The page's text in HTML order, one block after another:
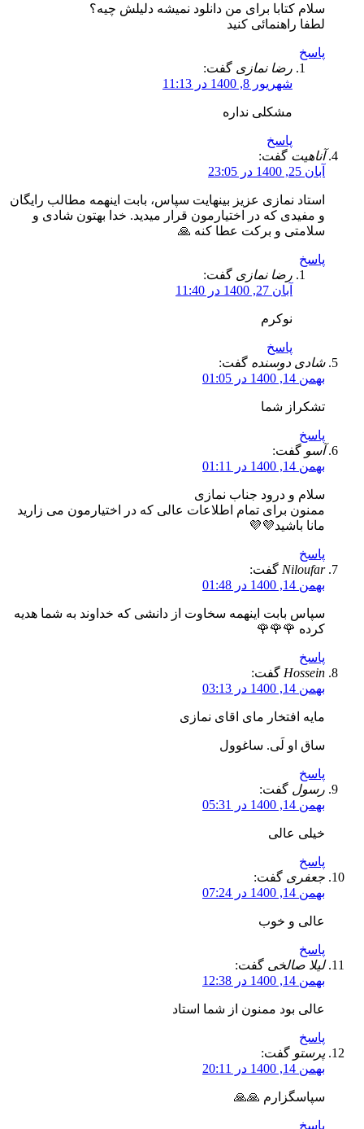
سلام کتابا برای من دانلود نمیشه دلیلش چیه؟
لطفا راهنمائی کنید
پاسخ
رضا نمازی گفت:
شهریور 8, 1400 در 11:13
مشکلی نداره
پاسخ
آناهیت گفت:
آبان 25, 1400 در 23:05
استاد نمازی عزیز بینهایت سپاس، بابت اینهمه مطالب رایگان
و مفیدی که در اختیارمون قرار میدید. خدا بهتون شادی و
سلامتی و برکت عطا کنه 🙏
پاسخ
رضا نمازی گفت:
آبان 27, 1400 در 11:40
نوکرم
پاسخ
شادی دوسنده گفت:
بهمن 14, 1400 در 01:05
تشکر‌از‌ شما
پاسخ
آسو گفت:
بهمن 14, 1400 در 01:11
سلام و درود جناب نمازی
ممنون برای تمام اطلاعات عالی که در اختیارمون می زارید
مانا باشید💜💜
پاسخ
Niloufar گفت:
بهمن 14, 1400 در 01:48
سپاس بابت اینهمه سخاوت از دانشی که خداوند به شما هدیه
کرده 🌹🌹🌹
پاسخ
Hossein گفت:
بهمن 14, 1400 در 03:13
مایه افتخار مای اقای نمازی
ساق او لَی. ساغوول
پاسخ
رسول گفت:
بهمن 14, 1400 در 05:31
خیلی عالی
پاسخ
جعفری گفت:
بهمن 14, 1400 در 07:24
عالی و خوب
پاسخ
لیلا صالخی گفت:
بهمن 14, 1400 در 12:38
عالی بود ممنون از شما استاد
پاسخ
پرستو گفت:
بهمن 14, 1400 در 20:11
سپاسگزارم 🙏🙏
پاسخ